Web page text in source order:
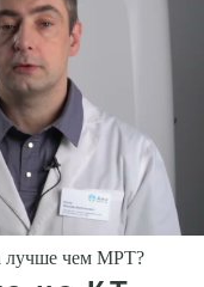
лучше чем МРТ?